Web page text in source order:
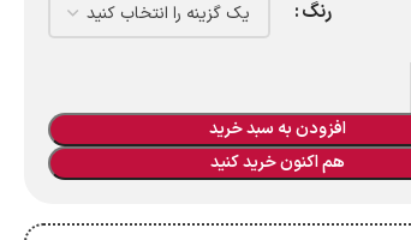
رنگ
افزودن به سبد خرید
هم اکنون خرید کنید